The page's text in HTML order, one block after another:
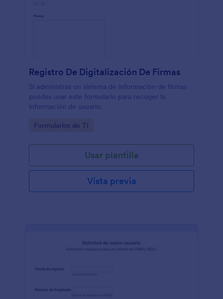
Registro De Digitalización De Firmas
Si administras un sistema de información de firmas
puedes usar este formulario para recoger la
información de usuario.
Go to Category:
Formularios de TI
Usar plantilla
Vista previa